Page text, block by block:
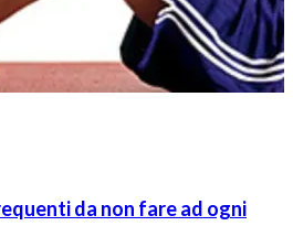
da non fare ad ogni